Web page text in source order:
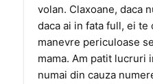
volan. Claxoane, daca
daca ai in fata full, ei te
manevre periculoase
mama. Am patit lucruri
numai din cauza